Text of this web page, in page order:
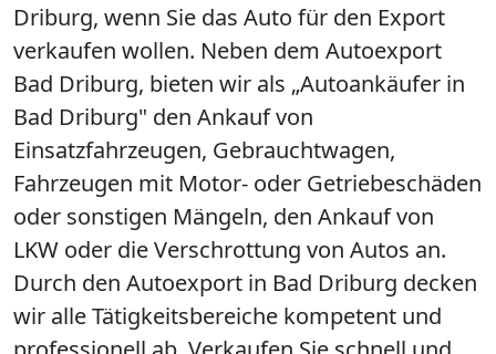
Driburg, wenn Sie das Auto für den Export
verkaufen wollen. Neben dem Autoexport
Bad Driburg, bieten wir als „Autoankäufer in
Bad Driburg" den Ankauf von
Einsatzfahrzeugen, Gebrauchtwagen,
Fahrzeugen mit Motor- oder Getriebeschäden
oder sonstigen Mängeln, den Ankauf von
LKW oder die Verschrottung von Autos an.
Durch den Autoexport in Bad Driburg decken
wir alle Tätigkeitsbereiche kompetent und